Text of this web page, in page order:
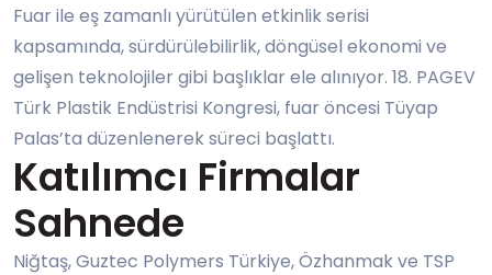
Fuar ile eş zamanlı yürütülen etkinlik serisi
kapsamında, sürdürülebilirlik, döngüsel ekonomi ve
gelişen teknolojiler gibi başlıklar ele alınıyor. 18. PAGEV
Türk Plastik Endüstrisi Kongresi, fuar öncesi Tüyap
Palas’ta düzenlenerek süreci başlattı.
Katılımcı Firmalar
Sahnede
Niğtaş, Guztec Polymers Türkiye, Özhanmak ve TSP